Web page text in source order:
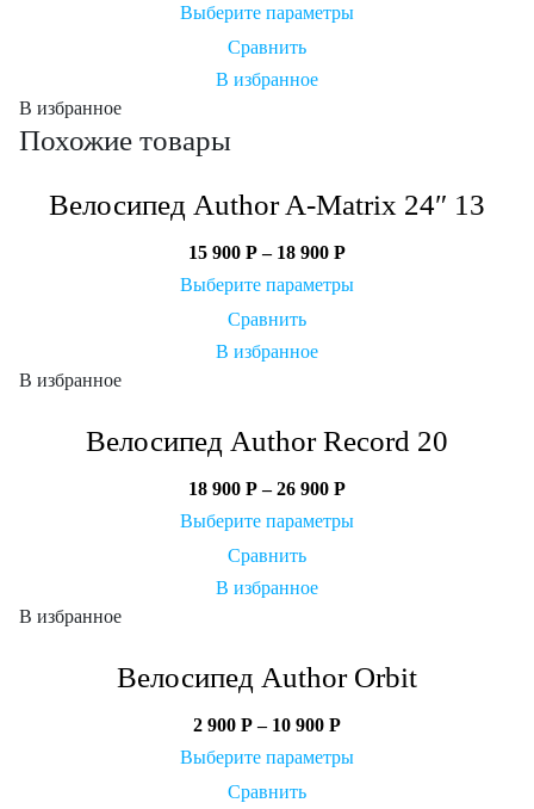
Выберите параметры
Сравнить
В избранное
В избранное
Похожие товары
Велосипед Author A-Matrix 24″ 13
15 900 Р– 18 900 Р
Выберите параметры
Сравнить
В избранное
В избранное
Велосипед Author Record 20
18 900 Р–26 900 Р
Выберите параметры
Сравнить
В избранное
В избранное
Велосипед Author Orbit
2 900 Р– 10 900 Р
Выберите параметры
Сравнить